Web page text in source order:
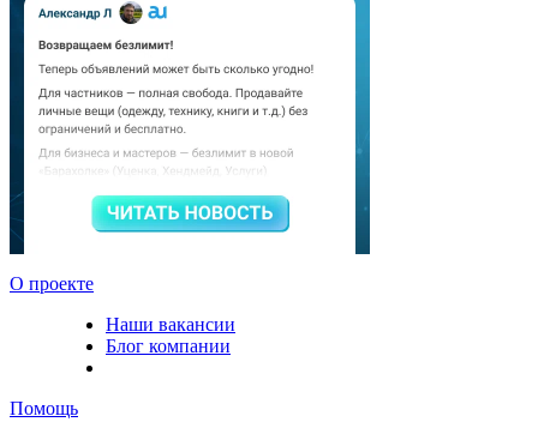
О проекте
Наши вакансии
Блог компании
Помощь